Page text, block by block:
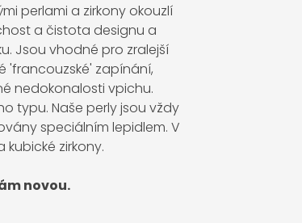
perlami a zirkony okouzlí
a čistota designu a
Jsou vhodné pro zralejší
'francouzské' zapínání,
nedokonalosti vpichu.
typu. Naše perly jsou vždy
speciálním lepidlem. V
zirkony.
novou.